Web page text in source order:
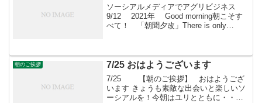
ソーシアルメディアでアグリビジネス
9/12 2021年 Good morning朝こそす
べて！ 「朝聞夕改」There is only
朝のご挨拶 7/25 おはようございます
7/25 【朝のご挨拶】 おはようござ
います きょうも素敵な出会いと楽しいソ
ーシアルを！今朝はユリとともに・・・